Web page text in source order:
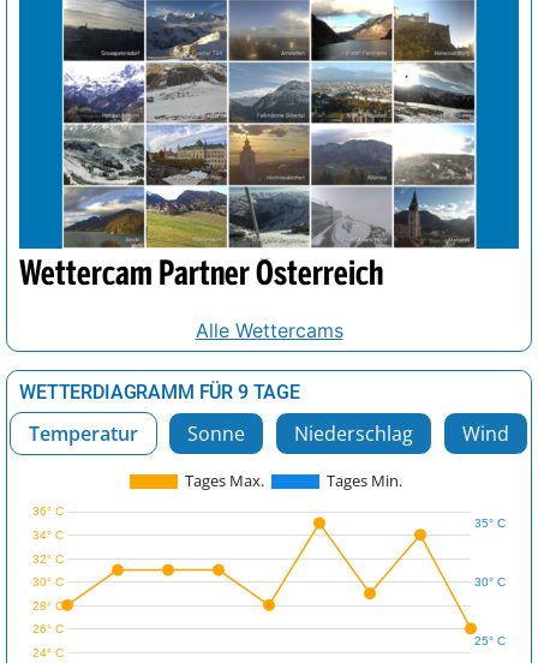
Wettercam Partner Österreich
Alle Wettercams
WETTERDIAGRAMM FÜR 9 TAGE
Temperatur Sonne Niederschlag Wind
Tages Max. Tages Min.
24° C
26° C
28° C
30° C
32° C
34° C
36° C
25° C
30° C
35° C